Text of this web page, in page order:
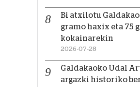
Bi atxilotu
gramo haxix eta 75
kokainarekin
2026-07-28
Galdakaoko Udal
argazki historiko